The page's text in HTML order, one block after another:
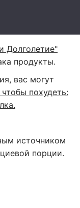
Долголетие"
продукты.
вас могут
похудеть:
источником
порции.